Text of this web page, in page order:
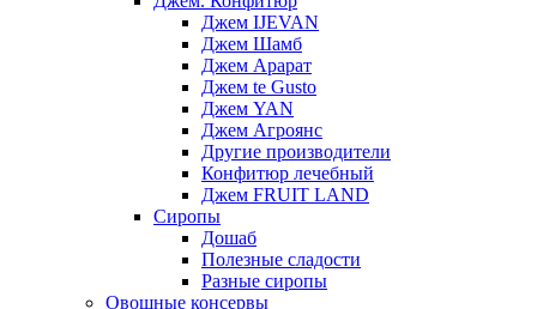
Джем IJEVAN
Джем Шамб
Джем Арарат
Джем te Gusto
Джем YAN
Джем Агроянс
Другие производители
Конфитюр лечебный
Джем FRUIT LAND
Сиропы
Дошаб
Полезные сладости
Разные сиропы
Овощные консервы